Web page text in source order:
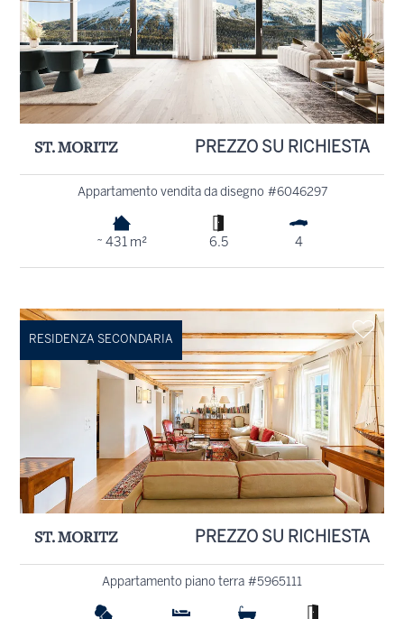
ST. MORITZ PREZZO SU RICHIESTA
Appartamento vendita da disegno #6046297
~ 431 m² 6.5 4
RESIDENZA SECONDARIA
ST. MORITZ PREZZO SU RICHIESTA
Appartamento piano terra #5965111